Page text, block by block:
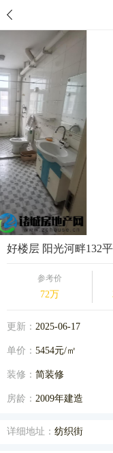
好楼层 阳光河畔132
参考价
72万
更新： 2025-06-17
单价： 5454元/㎡
装修： 简装修
房龄： 2009年建造
详细地址： 纺织街